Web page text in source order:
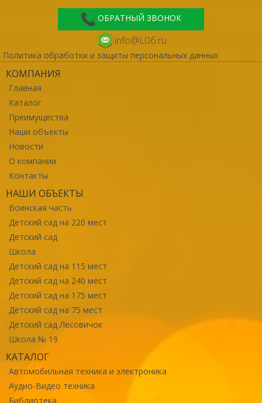
ОБРАТНЫЙ ЗВОНОК
info@L06.ru
Политика обработки и защиты персональных данных
КОМПАНИЯ
Главная
Каталог
Преимущества
Наши объекты
Новости
О компании
Контакты
НАШИ ОБЪЕКТЫ
Воинская часть
Детский сад на 220 мест
Детский сад
Школа
Детский сад на 115 мест
Детский сад на 240 мест
Детский сад на 175 мест
Детский сад на 75 мест
Детский сад Лесовичок
Школа № 19
КАТАЛОГ
Автомобильная техника и электроника
Аудио-Видео техника
Библиотека